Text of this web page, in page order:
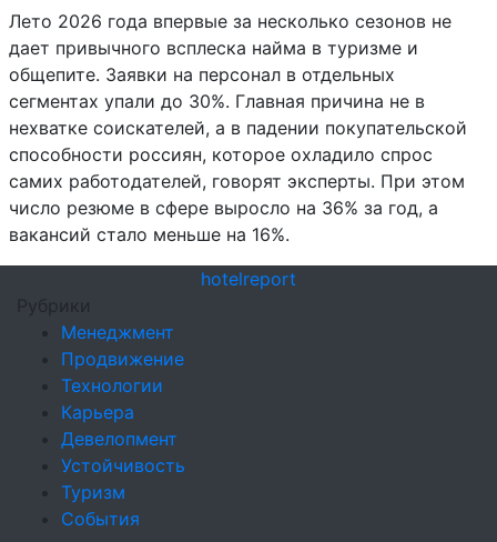
Лето 2026 года впервые за несколько сезонов не
дает привычного всплеска найма в туризме и
общепите. Заявки на персонал в отдельных
сегментах упали до 30%. Главная причина не в
нехватке соискателей, а в падении покупательской
способности россиян, которое охладило спрос
самих работодателей, говорят эксперты. При этом
число резюме в сфере выросло на 36% за год, а
вакансий стало меньше на 16%.
hotelreport
Рубрики
Менеджмент
Продвижение
Технологии
Карьера
Девелопмент
Устойчивость
Туризм
События